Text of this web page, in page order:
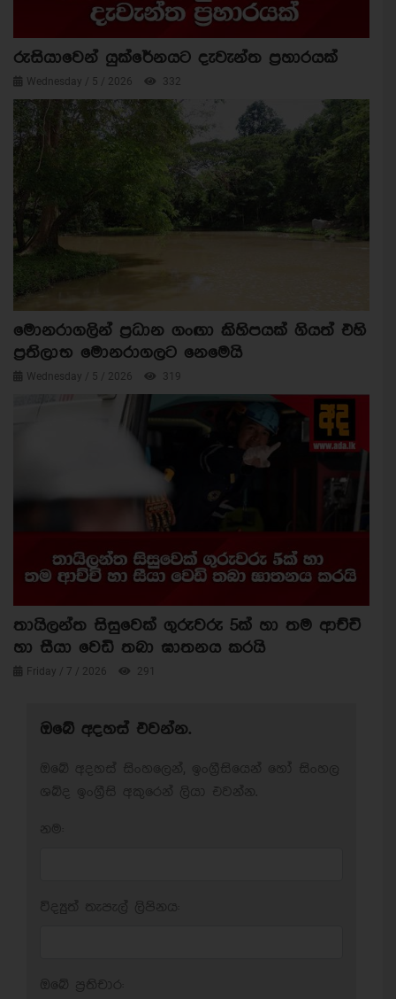
රුසියාවෙන් යුක්රේනයට දැවැන්ත ප්‍රහාරයක්
Wednesday / 5 / 2026 332
මොනරාගලින් ප්‍රධාන ගංඟා කිහිපයක් ගියත් එහි
ප්‍රතිලාභ මොනරාගලට නෙමෙයි
Wednesday / 5 / 2026 319
තායිලන්ත සිසුවෙක් ගුරුවරු 5ක් හා තම ආච්චි
හා සීයා වෙඩි තබා ඝාතනය කරයි
Friday / 7 / 2026 291
ඔබේ අදහස් එවන්න.